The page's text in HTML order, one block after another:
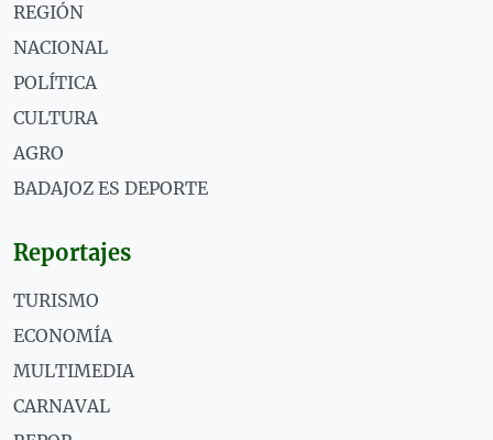
REGIÓN
NACIONAL
POLÍTICA
CULTURA
AGRO
BADAJOZ ES DEPORTE
Reportajes
TURISMO
ECONOMÍA
MULTIMEDIA
CARNAVAL